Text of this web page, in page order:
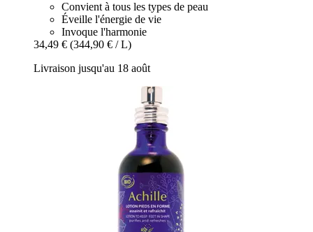
Convient à tous les types de peau
Éveille l'énergie de vie
Invoque l'harmonie
34,49 € (344,90 € / L)
Livraison jusqu'au 18 août